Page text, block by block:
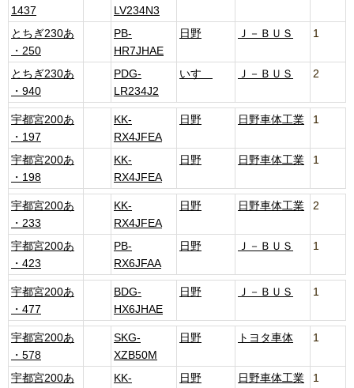
1437
LV234N3
とちぎ230あ
・250
PB-
HR7JHAE
日野 Ｊ－ＢＵＳ 1
とちぎ230あ
・940
PDG-
LR234J2
いすゞ Ｊ－ＢＵＳ 2
宇都宮200あ
・197
KK-
RX4JFEA
日野 日野車体工業 1
宇都宮200あ
・198
KK-
RX4JFEA
日野 日野車体工業 1
宇都宮200あ
・233
KK-
RX4JFEA
日野 日野車体工業 2
宇都宮200あ
・423
PB-
RX6JFAA
日野 Ｊ－ＢＵＳ 1
宇都宮200あ
・477
BDG-
HX6JHAE
日野 Ｊ－ＢＵＳ 1
宇都宮200あ
・578
SKG-
XZB50M
日野 トヨタ車体 1
宇都宮200あ
KK-
日野 日野車体工業 1